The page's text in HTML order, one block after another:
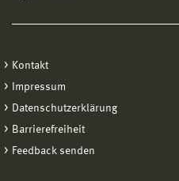
Kontakt
Impressum
Datenschutzerklärung
Barrierefreiheit
Feedback senden